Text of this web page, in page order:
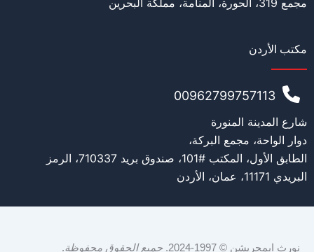
مجمع 319، الحورة، المنامة، مملكة البحرين
مكتب الأردن
00962799757113
شارع المدينة المنورة
دوار الواحة، مجمع البركة،
الطابق الأول، المكتب #101، صندوق بريد 710337، الرمز
البريدي 11171، عمان، الأردن
نورث ايمجريشن © 1997-2024. جميع الحقوق محفوظة.